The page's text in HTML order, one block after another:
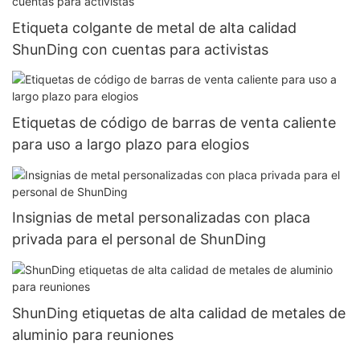
Etiqueta colgante de metal de alta calidad
ShunDing con cuentas para activistas
Etiquetas de código de barras de venta caliente
para uso a largo plazo para elogios
Insignias de metal personalizadas con placa
privada para el personal de ShunDing
ShunDing etiquetas de alta calidad de metales de
aluminio para reuniones